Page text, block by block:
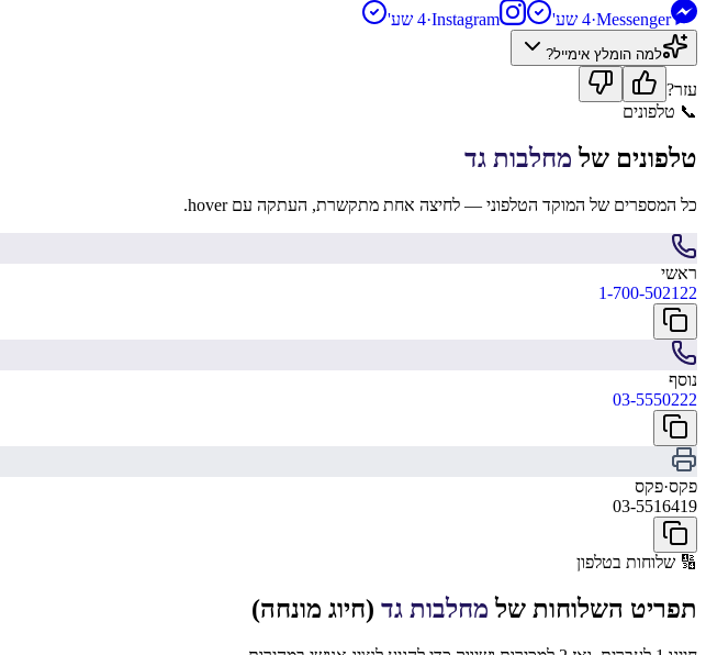
Messenger
·4 שע' Instagram
·4 שע'
למה הומלץ אימייל?
עזר?
📞 טלפונים
טלפונים של מחלבות גד
כל המספרים של המוקד הטלפוני — לחיצה אחת מתקשרת, העתקה עם hover.
ראשי
1-700-502122
נוסף
03-5550222
פקס·פקס
03-5516419
🔢 שלוחות בטלפון
תפריט השלוחות של מחלבות גד (חיוג מונחה)